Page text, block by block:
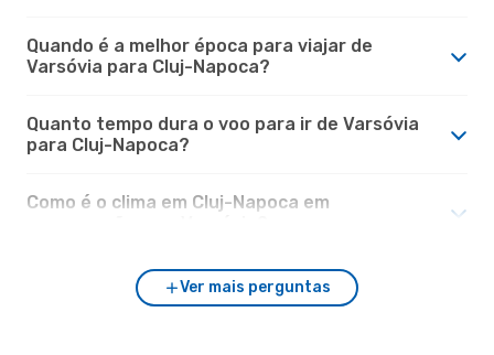
Quando é a melhor época para viajar de
Varsóvia para Cluj-Napoca?
Quanto tempo dura o voo para ir de Varsóvia
para Cluj-Napoca?
Como é o clima em Cluj-Napoca em
Ver mais perguntas